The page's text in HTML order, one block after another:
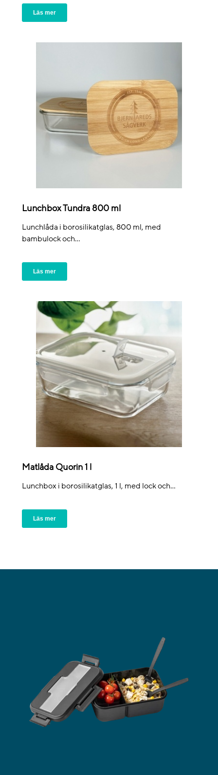
Läs mer
Lunchbox Tundra 800 ml
Lunchlåda i borosilikatglas, 800 ml, med
bambulock och...
Läs mer
Matlåda Quorin 1 l
Lunchbox i borosilikatglas, 1 l, med lock och...
Läs mer